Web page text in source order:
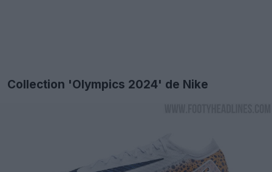
Collection 'Olympics 2024' de Nike